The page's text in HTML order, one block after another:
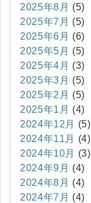
2025年8月 (5)
2025年7月 (5)
2025年6月 (6)
2025年5月 (5)
2025年4月 (3)
2025年3月 (5)
2025年2月 (5)
2025年1月 (4)
2024年12月
(5)
2024年11月
(4)
2024年10月
(3)
2024年9月 (4)
2024年8月 (4)
2024年7月 (4)